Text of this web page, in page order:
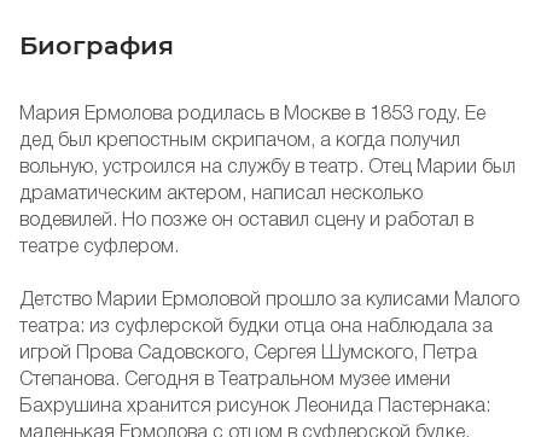
Биография
Мария Ермолова родилась в Москве в 1853 году. Ее
дед был крепостным скрипачом, а когда получил
вольную, устроился на службу в театр. Отец Марии был
драматическим актером, написал несколько
водевилей. Но позже он оставил сцену и работал в
театре суфлером.
Детство Марии Ермоловой прошло за кулисами Малого
театра: из суфлерской будки отца она наблюдала за
игрой Прова Садовского, Сергея Шумского, Петра
Степанова. Сегодня в Театральном музее имени
Бахрушина хранится рисунок Леонида Пастернака: